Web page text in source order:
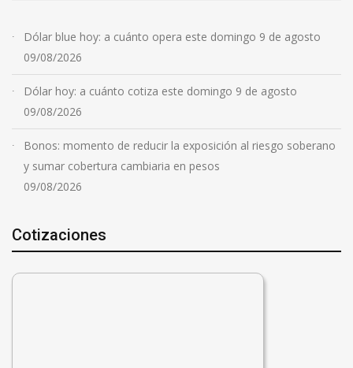
Dólar blue hoy: a cuánto opera este domingo 9 de agosto
09/08/2026
Dólar hoy: a cuánto cotiza este domingo 9 de agosto
09/08/2026
Bonos: momento de reducir la exposición al riesgo soberano
y sumar cobertura cambiaria en pesos
09/08/2026
Cotizaciones